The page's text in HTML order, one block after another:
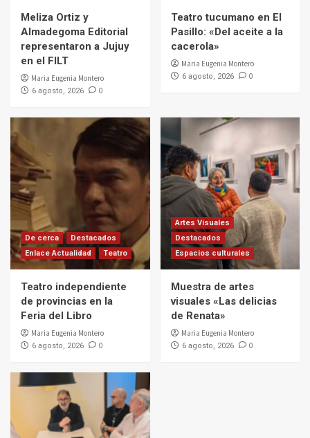
Meliza Ortiz y
Almadegoma Editorial
representaron a Jujuy
en el FILT
Maria Eugenia Montero
6 agosto, 2026 0
Teatro tucumano en El
Pasillo: «Del aceite a la
cacerola»
Maria Eugenia Montero
6 agosto, 2026 0
De cerca
Destacados
Enlace Actualidad
Teatro
Teatro independiente
de provincias en la
Feria del Libro
Maria Eugenia Montero
6 agosto, 2026 0
Artes Visuales
Destacados
Espacios culturales
Muestra de artes
visuales «Las delicias
de Renata»
Maria Eugenia Montero
6 agosto, 2026 0